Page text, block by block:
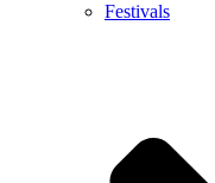
Festivals